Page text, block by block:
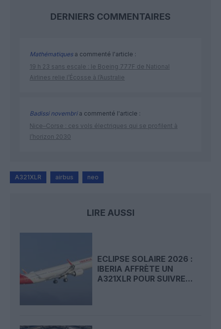
DERNIERS COMMENTAIRES
Mathématiquesa commenté l'article :
19 h 23 sans escale : le Boeing 777F de National
Airlines relie l’Écosse à l’Australie
Badissi novembria commenté l'article :
Nice–Corse : ces vols électriques qui se profilent à
l’horizon 2030
A321XLR airbus neo
LIRE AUSSI
ECLIPSE SOLAIRE 2026 :
IBERIA AFFRÈTE UN
A321XLR POUR SUIVRE...